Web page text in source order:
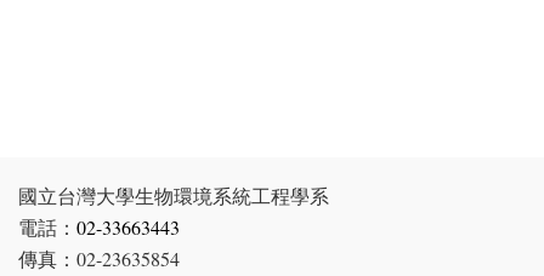
國立台灣大學生物環境系統工程學系
電話： 02-33663443
傳真：02-23635854